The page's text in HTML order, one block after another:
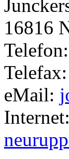
16816
eMail:
Internet: